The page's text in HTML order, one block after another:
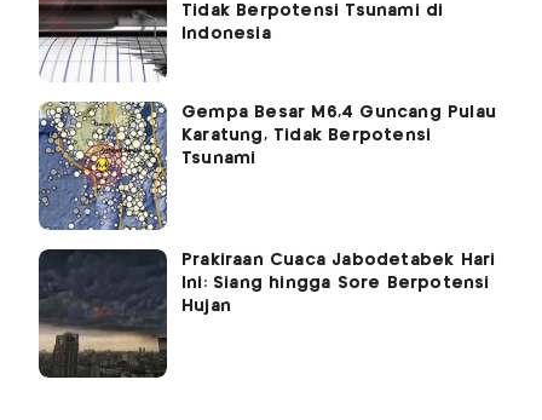
Tidak Berpotensi Tsunami di
Indonesia
Gempa Besar M6,4 Guncang Pulau
Karatung, Tidak Berpotensi
Tsunami
Prakiraan Cuaca Jabodetabek Hari
Ini: Siang hingga Sore Berpotensi
Hujan